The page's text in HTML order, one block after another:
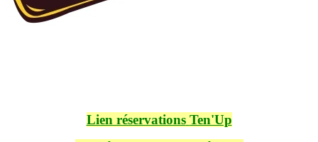
Lien réservations Ten'Up